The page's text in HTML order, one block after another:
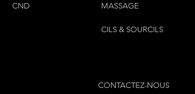
CND MASSAGE
CILS & SOURCILS
CONTACTEZ-NOUS